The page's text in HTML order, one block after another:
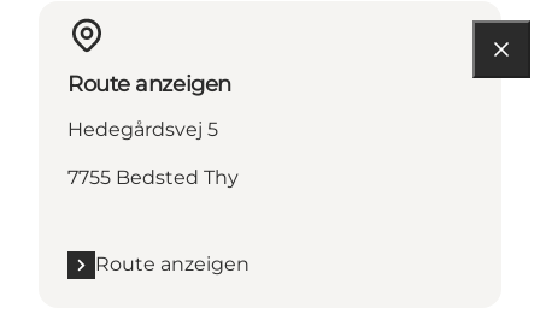
Route anzeigen
Hedegårdsvej 5
7755 Bedsted Thy
Route anzeigen